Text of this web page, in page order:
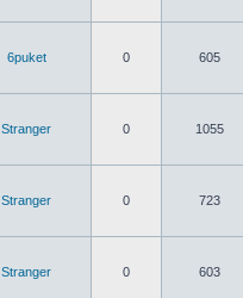
6puket 0 605
Stranger 0 1055
Stranger 0 723
Stranger 0 603